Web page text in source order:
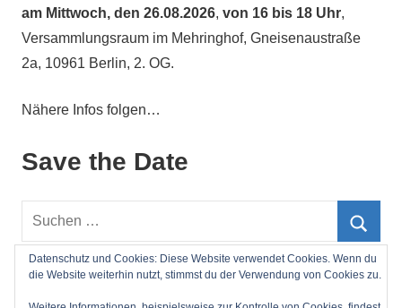
am Mittwoch, den 26.08.2026, von 16 bis 18 Uhr,
Versammlungsraum im Mehringhof, Gneisenaustraße
2a, 10961 Berlin, 2. OG.
Nähere Infos folgen…
Save the Date
Suchen
Impressum
Datenschutz und Cookies: Diese Website verwendet Cookies. Wenn du
die Website weiterhin nutzt, stimmst du der Verwendung von Cookies zu.